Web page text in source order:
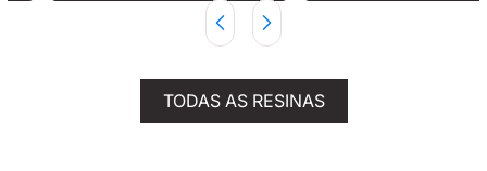
TODAS AS RESINAS